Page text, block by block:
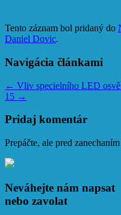
Tento záznam bol pridaný do
Daniel Dovic.
Navigácia článkami
← Vliv specielního LED
15 →
Pridaj komentár
Prepáčte, ale pred
Neváhejte nám napsat
nebo zavolat